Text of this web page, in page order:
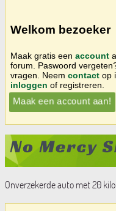
Welkom bezoeker
Maak gratis een account
forum. Paswoord
vragen. Neem contact op
inloggen of registreren.
Maak een account aan!
Onverzekerde auto met 20